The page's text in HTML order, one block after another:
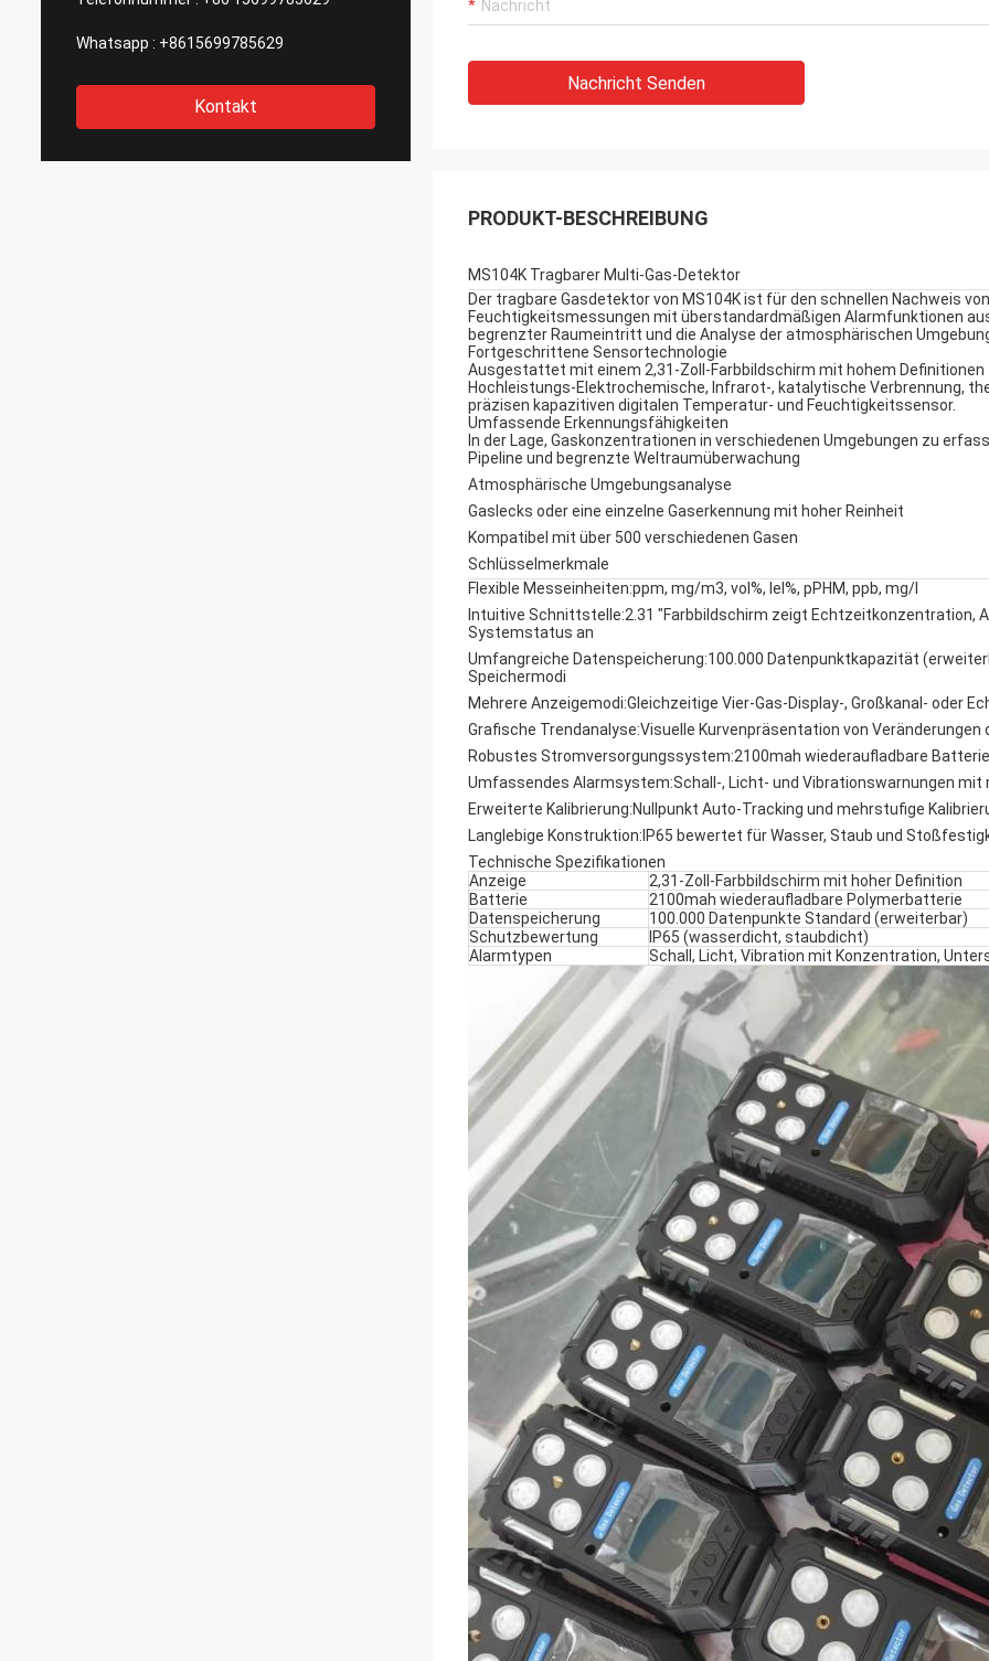
Whatsapp : +8615699785629
Kontakt
Nachricht Senden
PRODUKT-BESCHREIBUNG
MS104K Tragbarer Multi-Gas-Detektor
Der tragbare Gasdetektor von MS104K ist für den schnellen Nachweis
Feuchtigkeitsmessungen mit überstandardmäßigen Alarmfunktionen
begrenzter Raumeintritt und die Analyse der atmosphärischen
Fortgeschrittene Sensortechnologie
Ausgestattet mit einem 2,31-Zoll-Farbbildschirm mit hohem
Hochleistungs-Elektrochemische, Infrarot-, katalytische Verbrennung,
präzisen kapazitiven digitalen Temperatur- und Feuchtigkeitssensor.
Umfassende Erkennungsfähigkeiten
In der Lage, Gaskonzentrationen in verschiedenen Umgebungen zu
Pipeline und begrenzte Weltraumüberwachung
Atmosphärische Umgebungsanalyse
Gaslecks oder eine einzelne Gaserkennung mit hoher Reinheit
Kompatibel mit über 500 verschiedenen Gasen
Schlüsselmerkmale
Flexible Messeinheiten:ppm, mg/m3, vol%, lel%, pPHM, ppb, mg/l
Intuitive Schnittstelle:2.31 "Farbbildschirm zeigt Echtzeitkonzentration,
Systemstatus an
Umfangreiche Datenspeicherung:100.000 Datenpunktkapazität
Speichermodi
Mehrere Anzeigemodi:Gleichzeitige Vier-Gas-Display-, Großkanal- oder
Grafische Trendanalyse:Visuelle Kurvenpräsentation von Veränderungen
Robustes Stromversorgungssystem:2100mah wiederaufladbare
Umfassendes Alarmsystem:Schall-, Licht- und Vibrationswarnungen mit
Erweiterte Kalibrierung:Nullpunkt Auto-Tracking und mehrstufige
Langlebige Konstruktion: IP65 bewertet für Wasser, Staub und
Technische Spezifikationen
Anzeige
2,31-Zoll-Farbbildschirm mit hoher Definition
Batterie
2100mah wiederaufladbare Polymerbatterie
Datenspeicherung
100.000 Datenpunkte Standard (erweiterbar)
Schutzbewertung
IP65 (wasserdicht, staubdicht)
Alarmtypen
Schall, Licht, Vibration mit Konzentration,